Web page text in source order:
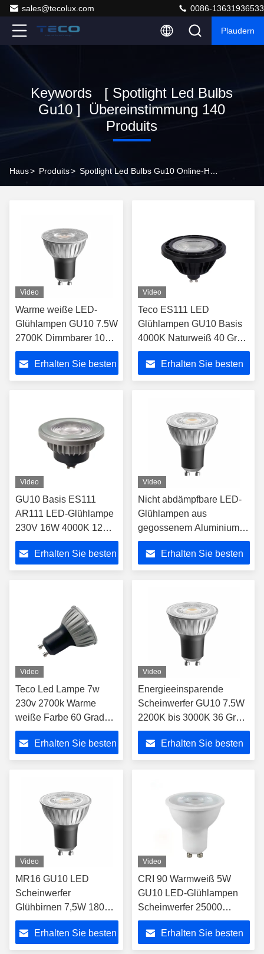
sales@tecolux.com 0086-13631936533
Plaudern
Keywords [ Spotlight Led Bulbs
Gu10 ] Übereinstimmung 140
Produits
Haus> Produits>
Video
Warme weiße LED-
Glühlampen GU10 7.5W
2700K Dimmbarer 10
Grad Lichtwinkel Ra98
230VErhalten Sie besten
Video
Teco ES111 LED
Glühlampen GU10 Basis
4000K Naturweiß 40 Grad
25000hrs Dimmbarer
Scheinwerfer
Erhalten Sie besten
Video
GU10 Basis ES111
AR111 LED-Glühlampe
230V 16W 4000K 12
Grad kühl Weiß Nicht
dimmbarErhalten Sie besten
Video
Nicht abdämpfbare LED-
Glühlampen aus
gegossenem Aluminium
GU10
Erhalten Sie besten
Video
Teco Led Lampe 7w
230v 2700k Warme
weiße Farbe 60 Grad
Ra98 Dimmbare Gu10
Led-Glühlampen
Erhalten Sie besten
Video
Energieeinsparende
Scheinwerfer GU10 7.5W
2200K bis 3000K 36 Grad
flackernfrei
Erhalten Sie besten
Video
MR16 GU10 LED
Scheinwerfer
Glühbirnen 7,5W 1800K
bis 2700K 24 Grad
Strahlwinkel Ra90
Erhalten Sie besten
Video
CRI 90 Warmweiß 5W
GU10 LED-Glühlampen
Scheinwerfer 25000
Stunden mit CE-RoHS-
Zertifizierung
Erhalten Sie besten